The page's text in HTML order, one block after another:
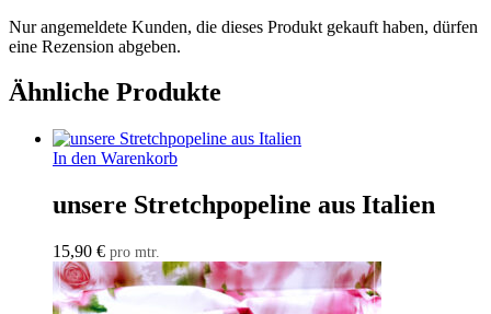
Nur angemeldete Kunden, die dieses Produkt gekauft haben, dürfen
eine Rezension abgeben.
Ähnliche Produkte
In den Warenkorb
unsere Stretchpopeline aus Italien
15,90 € pro mtr.